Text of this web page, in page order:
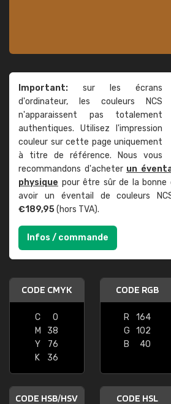
Important: sur les écrans
d'ordinateur, les couleurs NCS
n'apparaissent pas totalement
authentiques. Utilisez l'impression
couleur sur cette page uniquement
à titre de référence. Nous vous
recommandons d'acheter un
physique pour être sûr de la bonne
avoir un éventail de couleurs
€189,95(hors TVA).
Infos / commande
CODE CMYK
C
0
M
38
Y
76
K
36
CODE RGB
R
164
G
102
B
40
CODE HSB/HSV CODE HSL